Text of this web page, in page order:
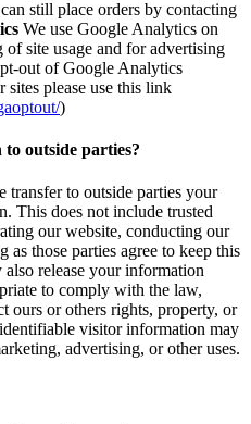
still place orders by contacting
We use Google Analytics on
site usage and for advertising
out of Google Analytics
please use this link
)
outside parties?
transfer to outside parties your
This does not include trusted
our website, conducting our
as those parties agree to keep this
release your information
to comply with the law,
ours or others rights, property, or
visitor information may
advertising, or other uses.